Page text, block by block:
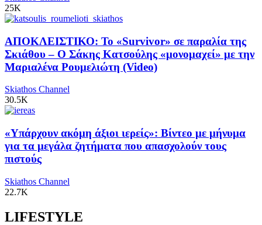
25K
ΑΠΟΚΛΕΙΣΤΙΚΟ: Το «Survivor» σε παραλία της
Σκιάθου – Ο Σάκης Κατσούλης «μονομαχεί» με την
Μαριαλένα Ρουμελιώτη (Video)
Skiathos Channel
30.5K
«Υπάρχουν ακόμη άξιοι ιερείς»: Βίντεο με μήνυμα
για τα μεγάλα ζητήματα που απασχολούν τους
πιστούς
Skiathos Channel
22.7K
LIFESTYLE